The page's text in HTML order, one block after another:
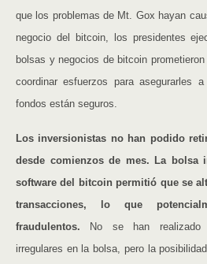
que los problemas de Mt. Gox hayan
negocio del bitcoin, los presidentes
bolsas y negocios de bitcoin
coordinar esfuerzos para asegurarles
fondos están seguros.
Los inversionistas no han podido
desde comienzos de mes. La bolsa
software del bitcoin permitió que se
transacciones, lo que
fraudulentos. No se han realizado
irregulares en la bolsa, pero la